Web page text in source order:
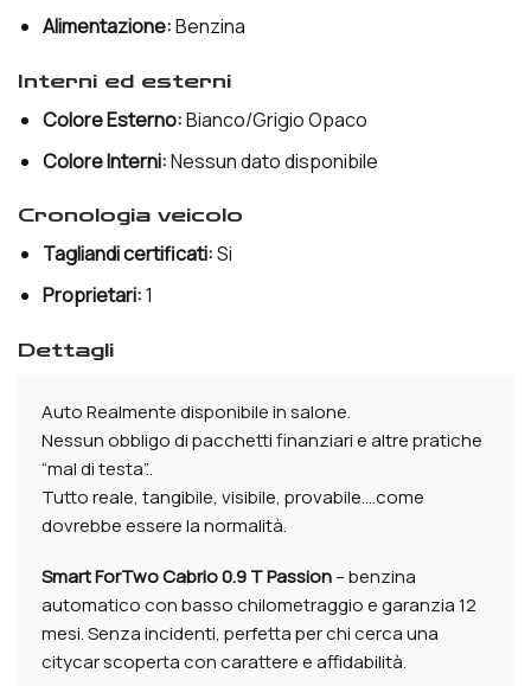
Alimentazione:Benzina
interni ed esterni
Colore Esterno:Bianco/Grigio Opaco
Colore Interni:Nessun dato disponibile
cronologia veicolo
Tagliandi certificati:Si
Proprietari:1
dettagli
Auto Realmente disponibile in salone.
Nessun obbligo di pacchetti finanziari e altre pratiche
“mal di testa”..
Tutto reale, tangibile, visibile, provabile….come
dovrebbe essere la normalità.
Smart ForTwo Cabrio 0.9 T Passion– benzina
automatico con basso chilometraggio e garanzia 12
mesi. Senza incidenti, perfetta per chi cerca una
citycar scoperta con carattere e affidabilità.